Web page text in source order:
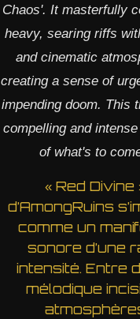
Chaos'. It masterfully
heavy, searing riffs
and cinematic
creating a sense of
impending doom. This
compelling and
of what's to
« Red Divine
d’AmongRuins
comme un
sonore d’une
intensité. Entre
mélodique